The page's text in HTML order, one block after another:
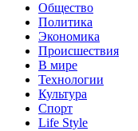
Общество
Политика
Экономика
Происшествия
В мире
Технологии
Культура
Спорт
Life Style